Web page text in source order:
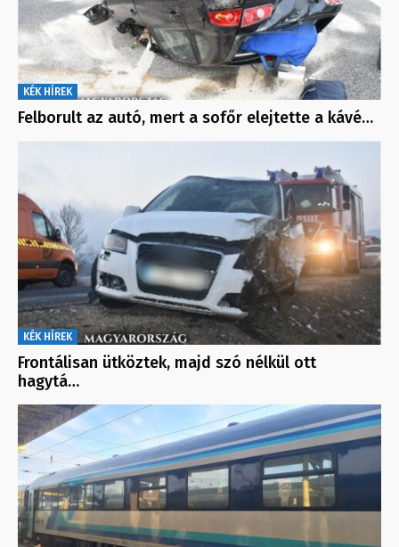
KÉK HÍREK
Felborult az autó, mert a sofőr elejtette a kávé…
KÉK HÍREK
Frontálisan ütköztek, majd szó nélkül ott
hagytá…